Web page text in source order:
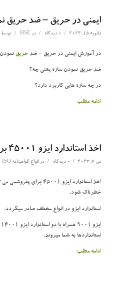
ایمنی در حریق – ضد حریق
ژانویه 15, 2024 / 0 دیدگاه / در HSE
/ توسط
در آموزش ایمنی در حریق – ضد حریق
ضد حریق نمودن سازه یعنی چه؟
در چه سازه هایی کاربرد دارد؟
ادامه مطلب
اخذ استاندارد ایزو 45001 برای پتروشمی
می 7, 2023 / 0 دیدگاه / در انواع گواهینامه ISO
اخذ استاندارد ایزو
خطرناک شود.
استاندارد ایزو در انواع مختلف صادر میگردد.
استانداردها به شما میروند.
ادامه مطلب